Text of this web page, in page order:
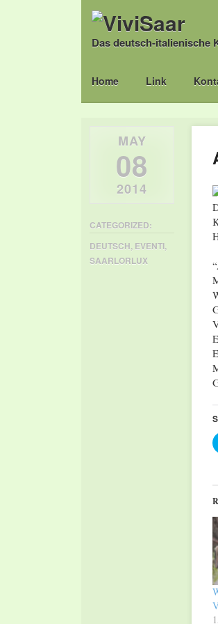
Das deutsch-italienische
Main menu
Skip
Home Link
MAY
08
2014
CATEGORIZED:
DEUTSCH, EVENTI,
SAARLORLUX